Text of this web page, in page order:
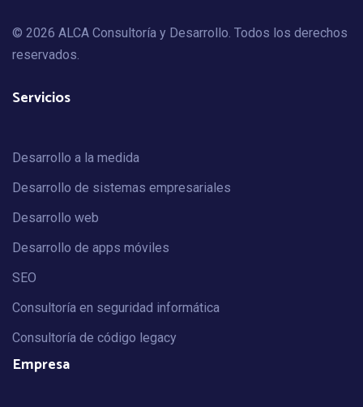
© 2026 ALCA Consultoría y Desarrollo. Todos los derechos
reservados.
Servicios
Desarrollo a la medida
Desarrollo de sistemas empresariales
Desarrollo web
Desarrollo de apps móviles
SEO
Consultoría en seguridad informática
Consultoría de código legacy
Empresa